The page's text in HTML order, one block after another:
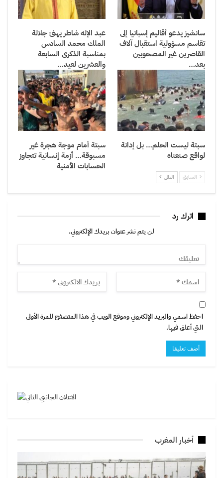
سانشيز يدعو أقاليم إسبانيا إلى
تقاسم مسؤولية استقبال آلاف
القاصرين غير المصحوبين
بعد…
عبد الإله شاطر يهنئ جلالة
الملك محمد السادس
بمناسبة الذكرى السابعة
والعشرين لعيد…
سبتة ليست الحلم… بل إدانة
لواقع صنعناه
سبتة أمام موجة هجرة غير
مسبوقة… أزمة إنسانية تتجاوز
الحسابات الأمنية
السابق التالي
اترك رد
لن يتم نشر عنوان بريدك الإلكتروني.
احفظ اسمي والبريد الإلكتروني وموقع الويب في هذا المتصفح للمرة الأولى
التي أعلق فيها.
أخبار المغرب